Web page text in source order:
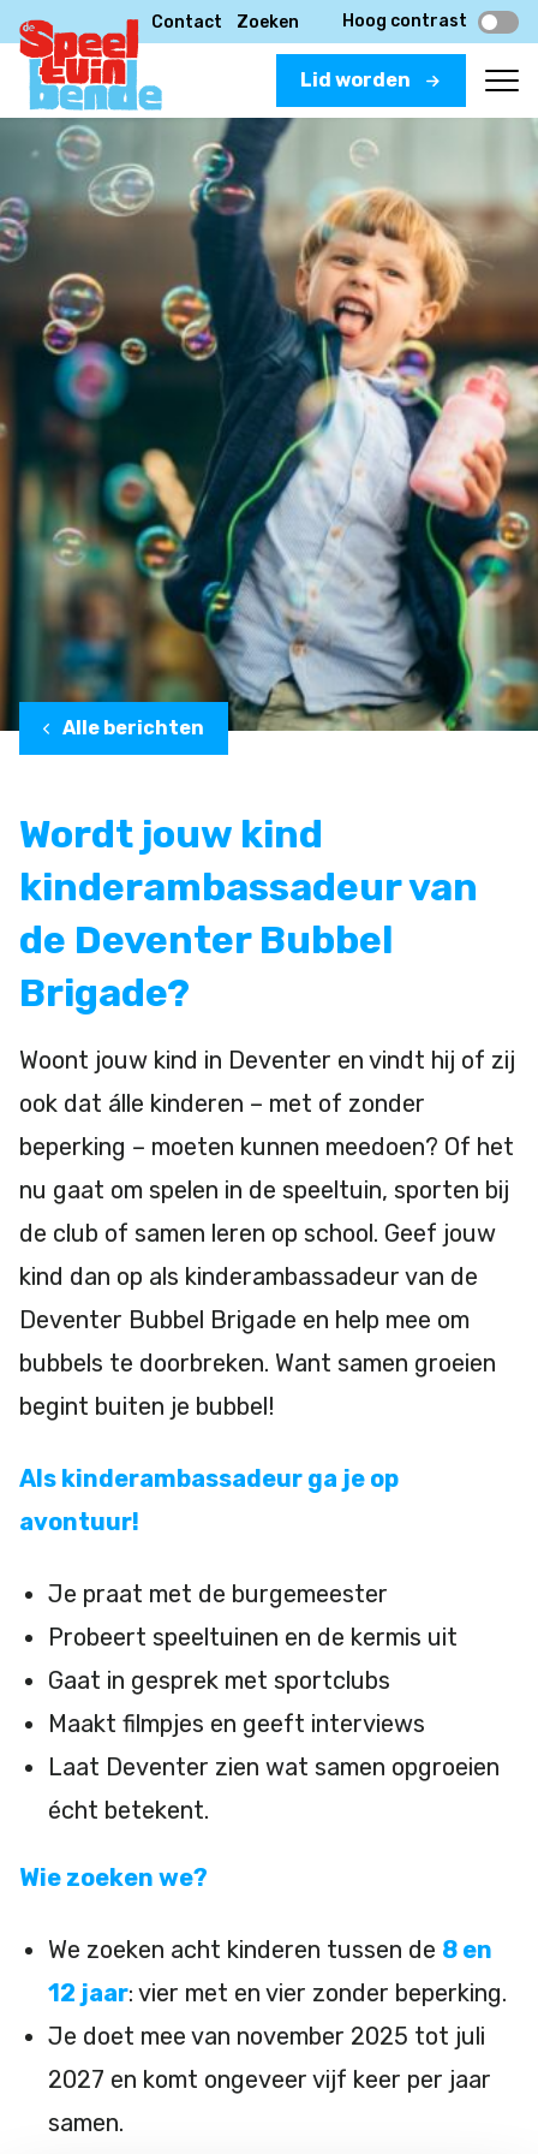
Contact Zoeken Hoog contrast
Lid worden
Alle berichten
Wordt jouw kind
kinderambassadeur van
de Deventer Bubbel
Brigade?
Woont jouw kind in Deventer en vindt hij of zij
ook dat álle kinderen – met of zonder
beperking – moeten kunnen meedoen? Of het
nu gaat om spelen in de speeltuin, sporten bij
de club of samen leren op school. Geef jouw
kind dan op als kinderambassadeur van de
Deventer Bubbel Brigade en help mee om
bubbels te doorbreken. Want samen groeien
begint buiten je bubbel!
Als kinderambassadeur ga je op
avontuur!
Je praat met de burgemeester
Probeert speeltuinen en de kermis uit
Gaat in gesprek met sportclubs
Maakt filmpjes en geeft interviews
Laat Deventer zien wat samen opgroeien
écht betekent.
Wie zoeken we?
We zoeken acht kinderen tussen de 8 en
12 jaar: vier met en vier zonder beperking.
Je doet mee van november 2025 tot juli
2027 en komt ongeveer vijf keer per jaar
samen.